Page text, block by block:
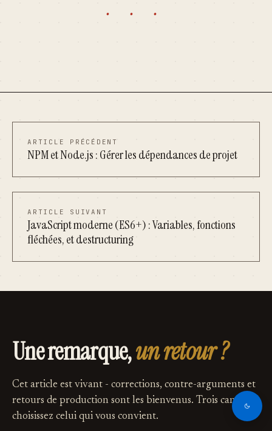
· · ·
ARTICLE PRÉCÉDENT
NPM et Node.js : Gérer les dépendances de projet
ARTICLE SUIVANT
JavaScript moderne (ES6+) : Variables, fonctions
fléchées, et destructuring
Une remarque,un retour ?
Cet article est vivant - corrections, contre-arguments et
retours de production sont les bienvenus. Trois canaux,
choisissez celui qui vous convient.